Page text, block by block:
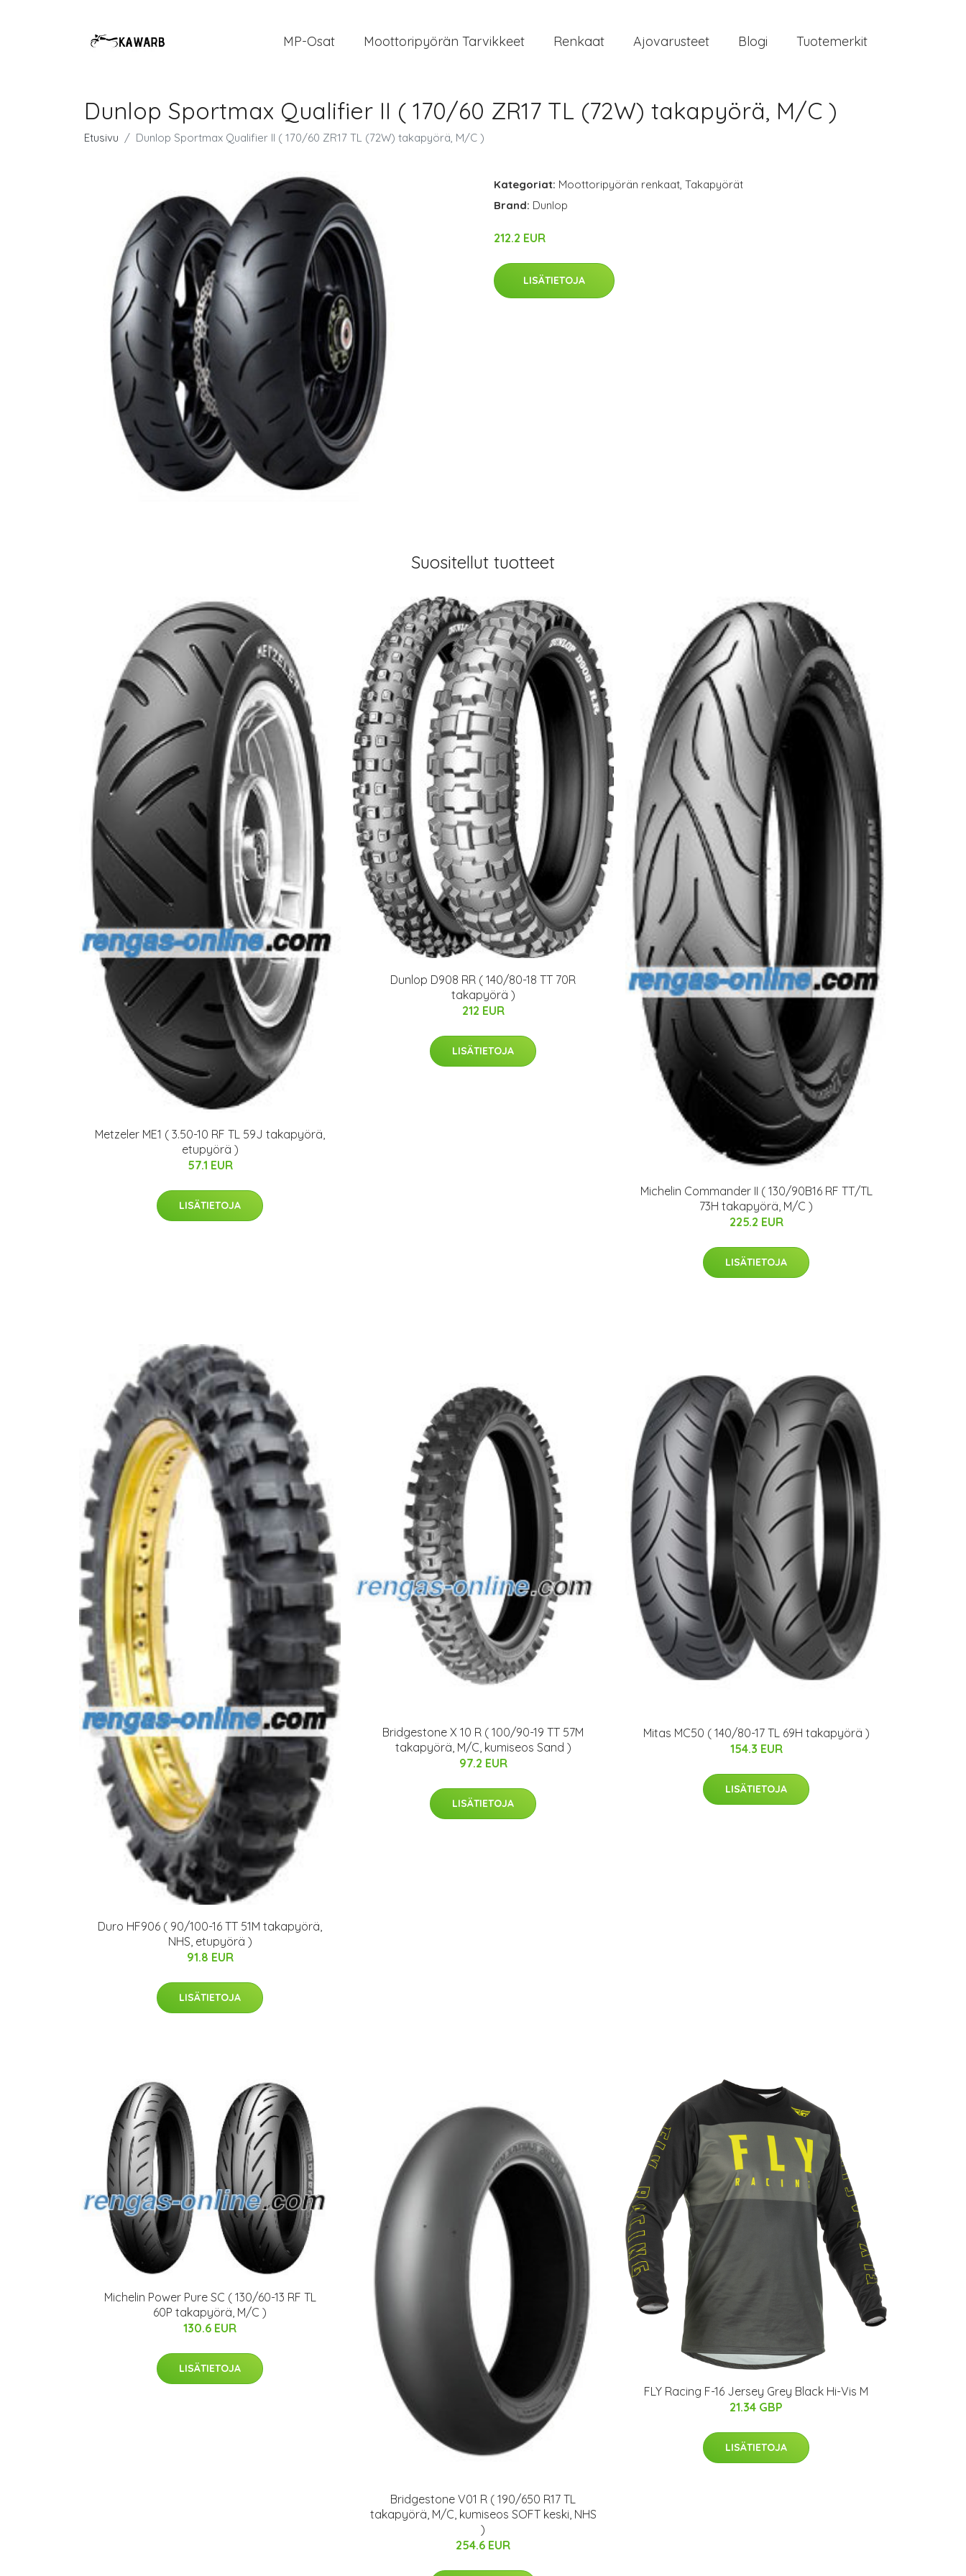
MP-Osat Moottoripyörän Tarvikkeet Renkaat Ajovarusteet Blogi Tuotemerkit
Dunlop Sportmax Qualifier II ( 170/60 ZR17 TL (72W) takapyörä, M/C )
Etusivu Dunlop Sportmax Qualifier II ( 170/60 ZR17 TL (72W) takapyörä, M/C )
Kategoriat: Moottoripyörän renkaat, Takapyörät
Brand: Dunlop
212.2 EUR
LISÄTIETOJA
Suositellut tuotteet
Metzeler ME1 ( 3.50-10 RF TL 59J takapyörä,
etupyörä )
57.1 EUR
LISÄTIETOJA
Dunlop D908 RR ( 140/80-18 TT 70R
takapyörä )
212 EUR
LISÄTIETOJA
Michelin Commander II ( 130/90B16 RF TT/TL
73H takapyörä, M/C )
225.2 EUR
LISÄTIETOJA
Duro HF906 ( 90/100-16 TT 51M takapyörä,
NHS, etupyörä )
91.8 EUR
LISÄTIETOJA
Bridgestone X 10 R ( 100/90-19 TT 57M
takapyörä, M/C, kumiseos Sand )
97.2 EUR
LISÄTIETOJA
Mitas MC50 ( 140/80-17 TL 69H takapyörä )
154.3 EUR
LISÄTIETOJA
Michelin Power Pure SC ( 130/60-13 RF TL
60P takapyörä, M/C )
130.6 EUR
LISÄTIETOJA
Bridgestone V01 R ( 190/650 R17 TL
takapyörä, M/C, kumiseos SOFT keski, NHS
)
254.6 EUR
FLY Racing F-16 Jersey Grey Black Hi-Vis M
21.34 GBP
LISÄTIETOJA